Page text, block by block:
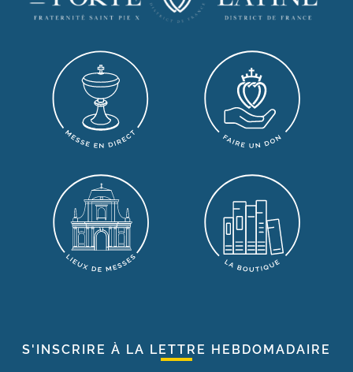
S'INSCRIRE À LA LETTRE HEBDOMADAIRE